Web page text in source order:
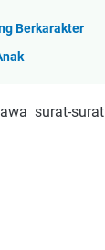
Berkarakter
surat-